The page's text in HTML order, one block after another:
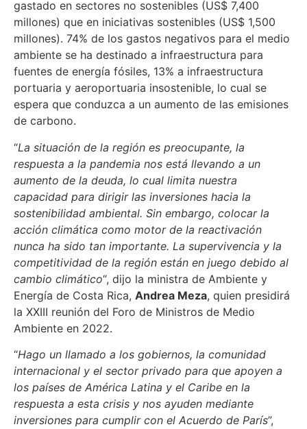
gastado en sectores no sostenibles (US$ 7,400
millones) que en iniciativas sostenibles (US$ 1,500
millones). 74% de los gastos negativos para el medio
ambiente se ha destinado a infraestructura para
fuentes de energía fósiles, 13% a infraestructura
portuaria y aeroportuaria insostenible, lo cual se
espera que conduzca a un aumento de las emisiones
de carbono.
“La situación de la región es preocupante, la
respuesta a la pandemia nos está llevando a un
aumento de la deuda, lo cual limita nuestra
capacidad para dirigir las inversiones hacia la
sostenibilidad ambiental. Sin embargo, colocar la
acción climática como motor de la reactivación
nunca ha sido tan importante. La supervivencia y la
competitividad de la región están en juego debido al
cambio climático“, dijo la ministra de Ambiente y
Energía de Costa Rica, Andrea Meza, quien presidirá
la XXIII reunión del Foro de Ministros de Medio
Ambiente en 2022.
“Hago un llamado a los gobiernos, la comunidad
internacional y el sector privado para que apoyen a
los países de América Latina y el Caribe en la
respuesta a esta crisis y nos ayuden mediante
inversiones para cumplir con el Acuerdo de París”,